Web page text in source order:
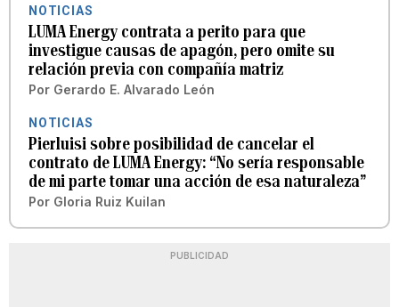
NOTICIAS
LUMA Energy contrata a perito para que
investigue causas de apagón, pero omite su
relación previa con compañía matriz
Por Gerardo E. Alvarado León
NOTICIAS
Pierluisi sobre posibilidad de cancelar el
contrato de LUMA Energy: “No sería responsable
de mi parte tomar una acción de esa naturaleza”
Por Gloria Ruiz Kuilan
PUBLICIDAD